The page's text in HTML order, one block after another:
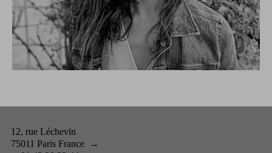
12, rue Léchevin
75011 Paris France →